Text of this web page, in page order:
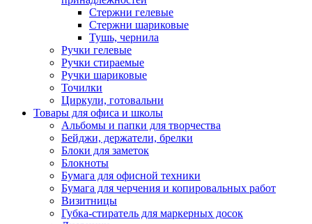
Стержни гелевые
Стержни шариковые
Тушь, чернила
Ручки гелевые
Ручки стираемые
Ручки шариковые
Точилки
Циркули, готовальни
Товары для офиса и школы
Альбомы и папки для творчества
Бейджи, держатели, брелки
Блоки для заметок
Блокноты
Бумага для офисной техники
Бумага для черчения и копировальных работ
Визитницы
Губка-стиратель для маркерных досок